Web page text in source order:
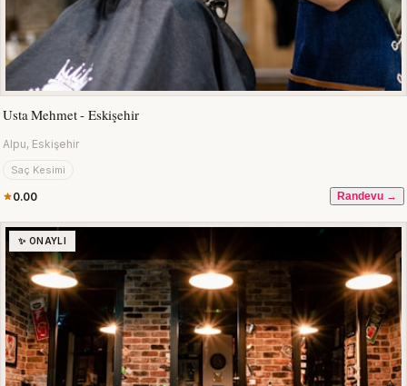
Usta Mehmet - Eskişehir
Alpu, Eskişehir
Saç Kesimi
0.00 Randevu →
✨ ONAYLI